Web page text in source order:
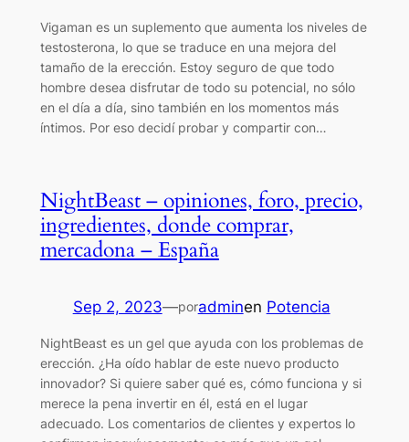
Vigaman es un suplemento que aumenta los niveles de
testosterona, lo que se traduce en una mejora del
tamaño de la erección. Estoy seguro de que todo
hombre desea disfrutar de todo su potencial, no sólo
en el día a día, sino también en los momentos más
íntimos. Por eso decidí probar y compartir con…
NightBeast – opiniones, foro, precio,
ingredientes, donde comprar,
mercadona – España
Sep 2, 2023—poradminen Potencia
NightBeast es un gel que ayuda con los problemas de
erección. ¿Ha oído hablar de este nuevo producto
innovador? Si quiere saber qué es, cómo funciona y si
merece la pena invertir en él, está en el lugar
adecuado. Los comentarios de clientes y expertos lo